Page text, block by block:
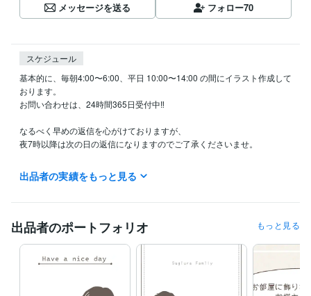
メッセージを送る
フォロー70
スケジュール
基本的に、毎朝4:00〜6:00、平日 10:00〜14:00 の間にイラスト作成して
おります。
お問い合わせは、24時間365日受付中‼︎
なるべく早めの返信を心がけておりますが、
夜7時以降は次の日の返信になりますのでご了承くださいませ。
【納品までの大まかな流れ】
い。
通常の似顔絵か、シンプルな似顔絵をお選びいただけます。
↓
下書きを作成し、確認して頂きます
ペン入れ完了後、確認して頂きます
出品者の実績をもっと見る
出品者のポートフォリオ もっと見る